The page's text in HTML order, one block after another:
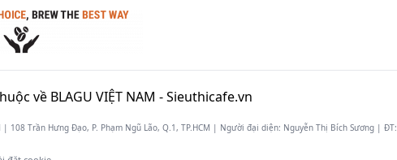
về BLAGU VIỆT NAM -Sieuthicafe.vn
| 108 Trần Hưng Đạo, P. Phạm Ngũ Lão, Q.1, TP.HCM | Người đại diện: Nguyễn Thị Bích Sương | ĐT: